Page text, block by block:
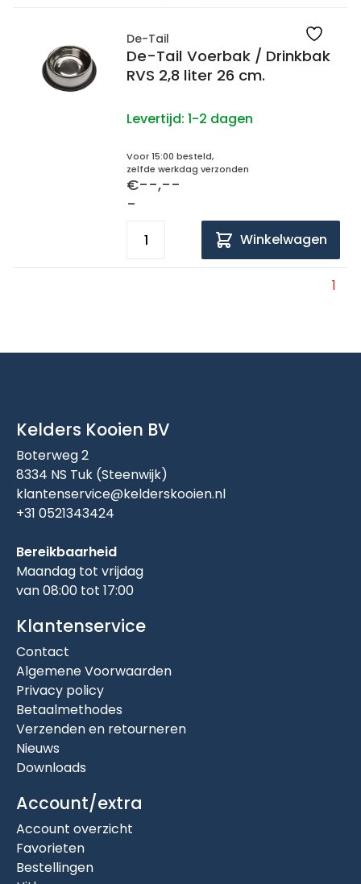
De-Tail
De-Tail Voerbak / Drinkbak
RVS 2,8 liter 26 cm.
Levertijd: 1-2 dagen
Voor 15:00 besteld,
zelfde werkdag verzonden
€--,--
-
Winkelwagen
1
Kelders Kooien BV
Boterweg 2
8334 NS Tuk (Steenwijk)
klantenservice@kelderskooien.nl
+31 0521343424
Bereikbaarheid
Maandag tot vrijdag
van 08:00 tot 17:00
Klantenservice
Contact
Algemene Voorwaarden
Privacy policy
Betaalmethodes
Verzenden en retourneren
Nieuws
Downloads
Account/extra
Account overzicht
Favorieten
Bestellingen